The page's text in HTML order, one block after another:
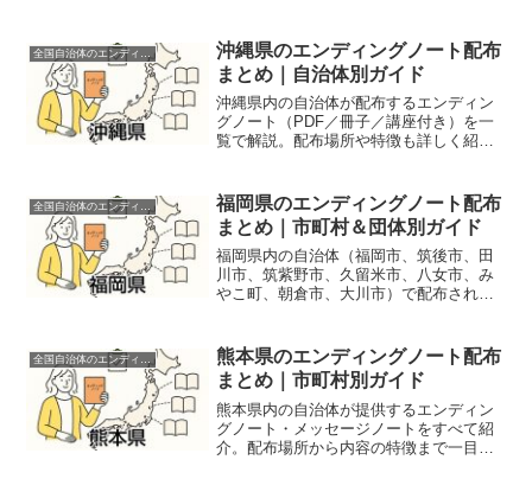
沖縄県のエンディングノート配布
まとめ｜自治体別ガイド
沖縄県内の自治体が配布するエンディン
グノート（PDF／冊子／講座付き）を一
覧で解説。配布場所や特徴も詳しく紹介
福岡県のエンディングノート配布
まとめ｜市町村＆団体別ガイド
福岡県内の自治体（福岡市、筑後市、田
川市、筑紫野市、久留米市、八女市、み
やこ町、朝倉市、大川市）で配布されて
ています。
全国自治体のエンディングノート配布情報
熊本県のエンディングノート配布
まとめ｜市町村別ガイド
熊本県内の自治体が提供するエンディン
グノート・メッセージノートをすべて紹
介。配布場所から内容の特徴まで一目で